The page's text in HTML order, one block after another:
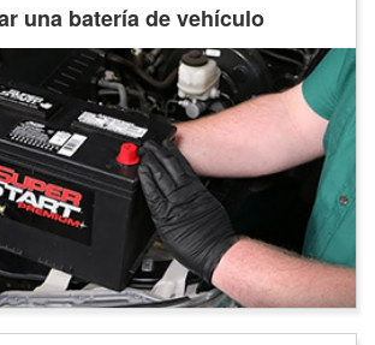
una batería de vehículo